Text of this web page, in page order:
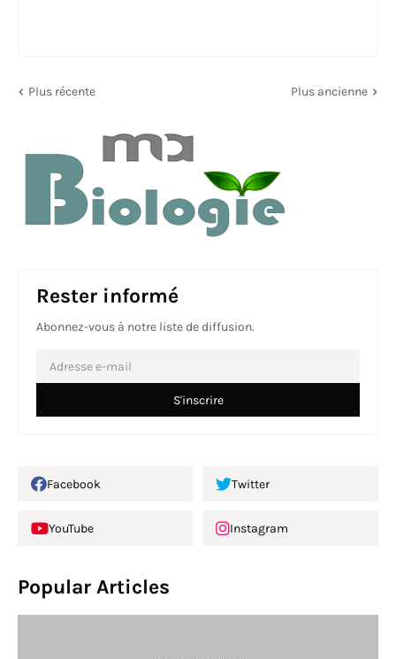
Plus récente Plus ancienne
Rester informé
Abonnez-vous à notre liste de diffusion.
Facebook Twitter
YouTube Instagram
Popular Articles